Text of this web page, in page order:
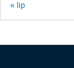
« lip